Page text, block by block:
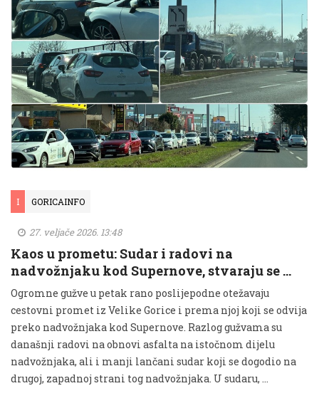
I GORICAINFO
27. veljače 2026. 13:48
Kaos u prometu: Sudar i radovi na
nadvožnjaku kod Supernove, stvaraju se …
Ogromne gužve u petak rano poslijepodne otežavaju
cestovni promet iz Velike Gorice i prema njoj koji se odvija
preko nadvožnjaka kod Supernove. Razlog gužvama su
današnji radovi na obnovi asfalta na istočnom dijelu
nadvožnjaka, ali i manji lančani sudar koji se dogodio na
drugoj, zapadnoj strani tog nadvožnjaka. U sudaru, …